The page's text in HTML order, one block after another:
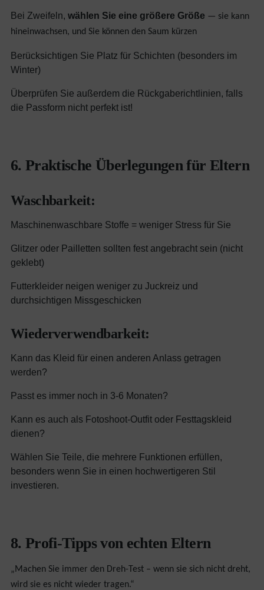
Bei Zweifeln, wählen Sie eine größere Größe — sie kann
hineinwachsen, und Sie können den Saum kürzen
Berücksichtigen Sie Platz für Schichten (besonders im
Winter)
Überprüfen Sie außerdem die Rückgaberichtlinien, falls
die Passform nicht perfekt ist!
6. Praktische Überlegungen für Eltern
Waschbarkeit:
Maschinenwaschbare Stoffe = weniger Stress für Sie
Glitzer oder Pailletten sollten fest angebracht sein (nicht
geklebt)
Futterkleider neigen weniger zu Juckreiz und
durchsichtigen Missgeschicken
Wiederverwendbarkeit:
Kann das Kleid für einen anderen Anlass getragen
werden?
Passt es immer noch in 3-6 Monaten?
Kann es auch als Fotoshoot-Outfit oder Festtagskleid
dienen?
Wählen Sie Teile, die mehrere Funktionen erfüllen,
besonders wenn Sie in einen hochwertigeren Stil
investieren.
8. Profi-Tipps von echten Eltern
„Machen Sie immer den Dreh-Test – wenn sie sich nicht dreht,
wird sie es nicht wieder tragen.“